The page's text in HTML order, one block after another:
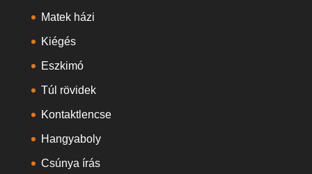
Matek házi
Kiégés
Eszkimó
Túl rövidek
Kontaktlencse
Hangyaboly
Csúnya írás